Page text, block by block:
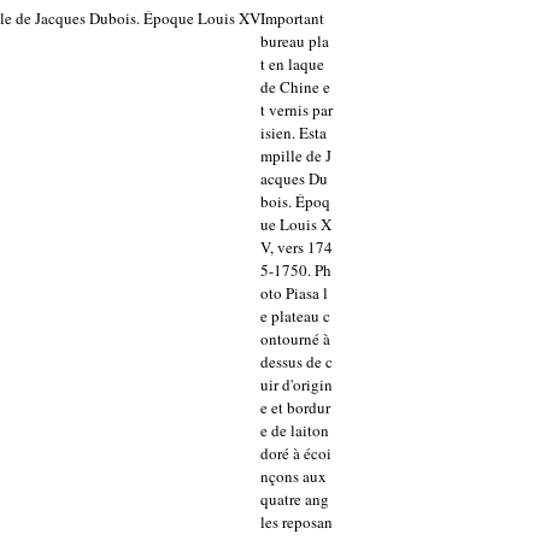
Important
bureau pla
t en laque
de Chine e
t vernis par
isien. Esta
mpille de J
acques Du
bois. Époq
ue Louis X
V, vers 174
5-1750. Ph
oto Piasa l
e plateau c
ontourné à
dessus de c
uir d'origin
e et bordur
e de laiton
doré à écoi
nçons aux
quatre ang
les reposan